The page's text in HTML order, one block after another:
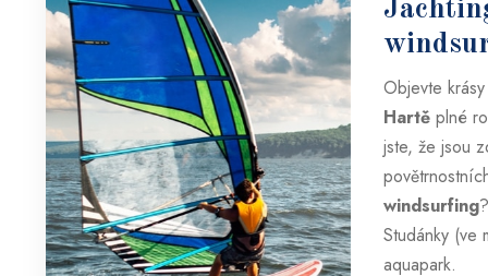
Objevte
Hartě plné
jste, že jsou
windsurfing
Studánky (ve
aquapark.